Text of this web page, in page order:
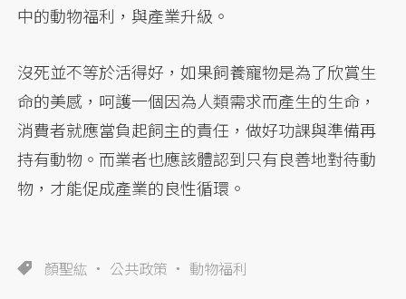
中的動物福利，與產業升級。
沒死並不等於活得好，如果飼養寵物是為了欣賞生
命的美感，呵護一個因為人類需求而產生的生命，
消費者就應當負起飼主的責任，做好功課與準備再
持有動物。而業者也應該體認到只有良善地對待動
物，才能促成產業的良性循環。
顏聖紘 公共政策 動物福利